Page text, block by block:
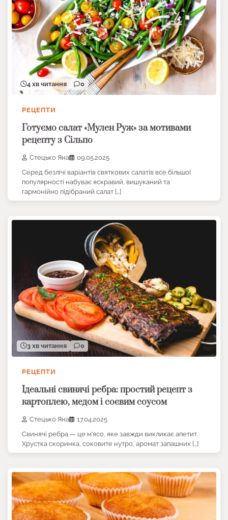
4 хв читання 0
РЕЦЕПТИ
Готуємо салат «Мулен Руж» за мотивами
рецепту з Сільпо
Стецько Яна
09.05.2025
Серед безлічі варіантів святкових салатів все більшої
популярності набуває яскравий, вишуканий та
гармонійно підібраний салат […]
3 хв читання 0
РЕЦЕПТИ
Ідеальні свинячі ребра: простий рецепт з
картоплею, медом і соєвим соусом
Стецько Яна
17.04.2025
Свинячі ребра — це м’ясо, яке завжди викликає апетит.
Хрустка скоринка, соковите нутро, аромат запашних […]